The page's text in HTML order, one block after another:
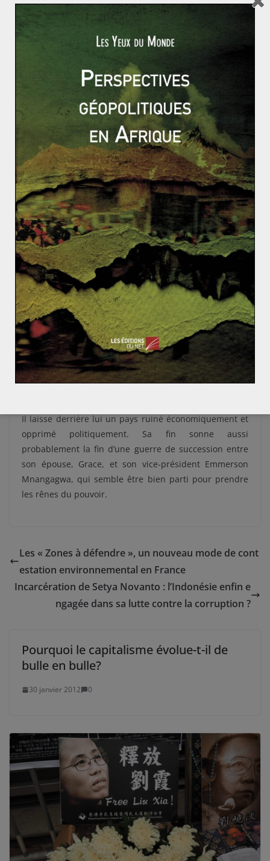
Une fin mouvementée
mais sans violence
Tout a commencé le 5 novembre, lorsque Grace
Mugabe, épouse du président, a annoncé dans un
rassemblement de la jeunesse du parti au pouvoir être
prête à succéder à son époux. Le
lendemain, Emmerson Mnangagwa, vice-président et
homme fort du régime fut limogé. R. Mugabe semblait
donc préparer le terrain pour sa femme. L’armée
décide donc d’intervenir avec le coup d’État maquillé du
15 novembre dernier. Des manifestants envahissent
alors les rues de Harare demandant la démission du
président. Mugabe fût aussitôt expulsé de son parti et
remplacé par E. Mnangagwa. Tout portait alors à croire
que sa démission était imminente. C’était sans compter
sur la ténacité du vieil homme de 93 ans qui lors d’une
allocution télévisée le dimanche 19 novembre au soir a
affirmé qu’il restait à la tête de l’État et qu’il présiderait
le congrès de son parti. Cependant, deux jours plus
tard, alors que le Parlement préparait une procédure
de destitution, le dictateur de 93 ans a annoncé, par le
biais d’une lettre envoyée au président du Parlement
Il laisse derrière lui un pays ruiné économiquement et
opprimé politiquement. Sa fin sonne aussi
probablement la fin d’une guerre de succession entre
son épouse, Grace, et son vice-président Emmerson
Mnangagwa, qui semble être bien parti pour prendre
les rênes du pouvoir.
Les « Zones à défendre », un nouveau mode de cont
estation environnemental en France
Incarcération de Setya Novanto : l’Indonésie enfin e
ngagée dans sa lutte contre la corruption ?
Pourquoi le capitalisme évolue-t-il de
bulle en bulle?
30 janvier 2012 0